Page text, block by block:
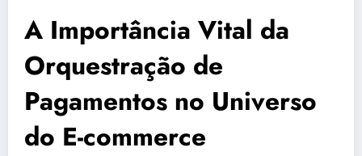
A Importância Vital da
Orquestração de
Pagamentos no Universo
do E-commerce